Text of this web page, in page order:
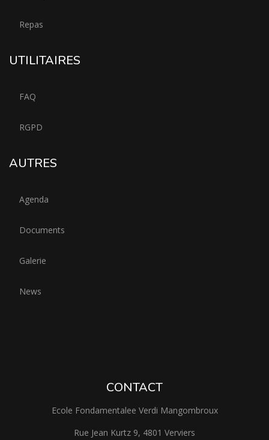
Repas
UTILITAIRES
FAQ
RGPD
AUTRES
Agenda
Documents
Galerie
News
CONTACT
Ecole Fondamentalee Verdi Mangombroux
Rue Jean Kurtz 9, 4801 Verviers